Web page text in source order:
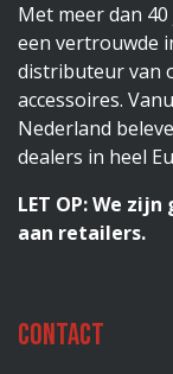
Met meer dan
een vertrouwde
distributeur van
accessoires.
Nederland
dealers in heel
LET OP: We
aan retailers.
Contact